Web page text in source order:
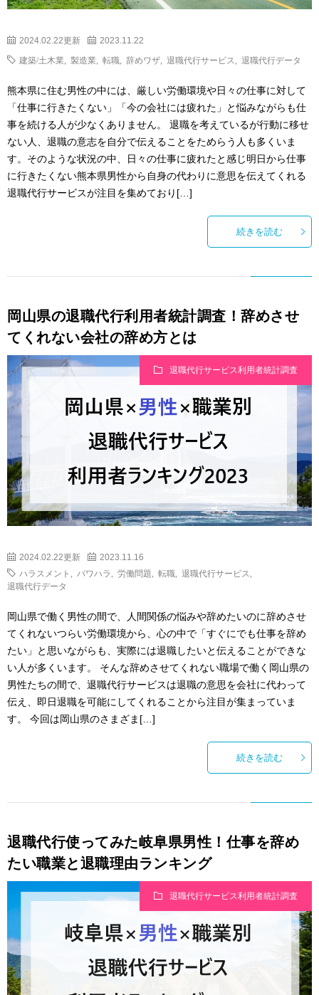
2024.02.22更新 2023.11.22
建築/土木業 製造業 転職 辞めワザ 退職代行サービス 退職代行データ
熊本県に住む男性の中には、厳しい労働環境や日々の仕事に対して
「仕事に行きたくない」「今の会社には疲れた」と悩みながらも仕
事を続ける人が少なくありません。 退職を考えているが行動に移せ
ない人、退職の意志を自分で伝えることをためらう人も多くいま
す。そのような状況の中、日々の仕事に疲れたと感じ明日から仕事
に行きたくない熊本県男性から自身の代わりに意思を伝えてくれる
退職代行サービスが注目を集めており[…]
続きを読む
岡山県の退職代行利用者統計調査！辞めさせ
てくれない会社の辞め方とは
退職代行サービス利用者統計調査
2024.02.22更新 2023.11.16
ハラスメント パワハラ 労働問題 転職 退職代行サービス
退職代行データ
岡山県で働く男性の間で、人間関係の悩みや辞めたいのに辞めさせ
てくれないつらい労働環境から、心の中で「すぐにでも仕事を辞め
たい」と思いながらも、実際には退職したいと伝えることができな
い人が多くいます。 そんな辞めさせてくれない職場で働く岡山県の
男性たちの間で、退職代行サービスは退職の意思を会社に代わって
伝え、即日退職を可能にしてくれることから注目が集まっていま
す。 今回は岡山県のさまざま[…]
続きを読む
退職代行使ってみた岐阜県男性！仕事を辞め
たい職業と退職理由ランキング
退職代行サービス利用者統計調査